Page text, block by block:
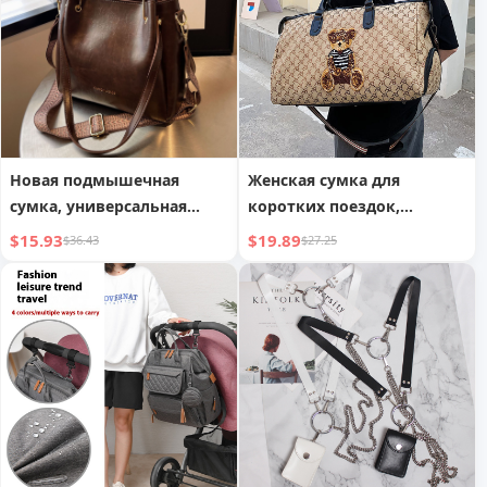
Новая подмышечная
сумка, универсальная
повседневная сумка-ведро
$15.93$36.43
Женская сумка для
коротких поездок,
вместительная сумка для
плавания, йоги, фитнеса
$19.89$27.25